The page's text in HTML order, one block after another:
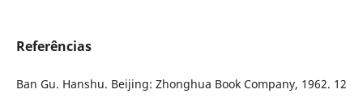
Referências
Ban Gu. Hanshu. Beijing: Zhonghua Book Company, 1962. 12